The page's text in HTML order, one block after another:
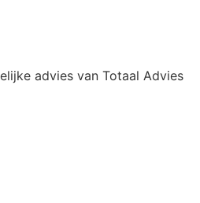
advies van Totaal Advies